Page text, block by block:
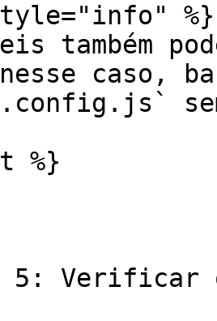
%}
também
caso,
%}
5: Verificar